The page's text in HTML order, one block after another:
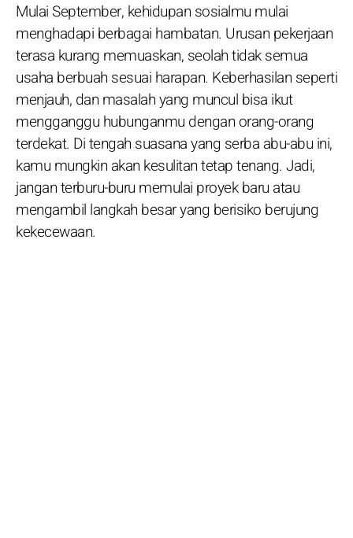
Mulai September, kehidupan sosialmu mulai
menghadapi berbagai hambatan. Urusan pekerjaan
terasa kurang memuaskan, seolah tidak semua
usaha berbuah sesuai harapan. Keberhasilan seperti
menjauh, dan masalah yang muncul bisa ikut
mengganggu hubunganmu dengan orang-orang
terdekat. Di tengah suasana yang serba abu-abu ini,
kamu mungkin akan kesulitan tetap tenang. Jadi,
jangan terburu-buru memulai proyek baru atau
mengambil langkah besar yang berisiko berujung
kekecewaan.